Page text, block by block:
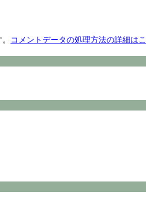
コメントデータの処理方法の詳細は